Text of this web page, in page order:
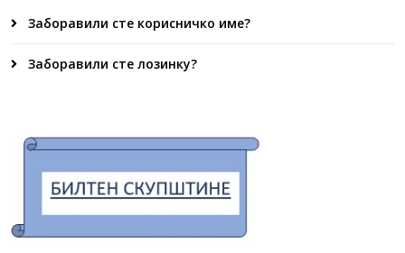
Заборавили сте корисничко име?
Заборавили сте лозинку?